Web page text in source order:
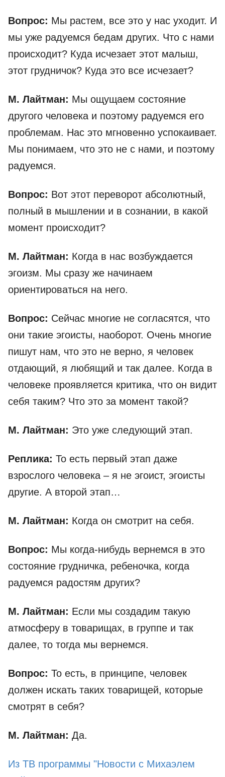
Вопрос: Мы растем, все это у нас уходит. И
мы уже радуемся бедам других. Что с нами
происходит? Куда исчезает этот малыш,
этот грудничок? Куда это все исчезает?
М. Лайтман: Мы ощущаем состояние
другого человека и поэтому радуемся его
проблемам. Нас это мгновенно успокаивает.
Мы понимаем, что это не с нами, и поэтому
радуемся.
Вопрос: Вот этот переворот абсолютный,
полный в мышлении и в сознании, в какой
момент происходит?
М. Лайтман: Когда в нас возбуждается
эгоизм. Мы сразу же начинаем
ориентироваться на него.
Вопрос: Сейчас многие не согласятся, что
они такие эгоисты, наоборот. Очень многие
пишут нам, что это не верно, я человек
отдающий, я любящий и так далее. Когда в
человеке проявляется критика, что он видит
себя таким? Что это за момент такой?
М. Лайтман: Это уже следующий этап.
Реплика: То есть первый этап даже
взрослого человека – я не эгоист, эгоисты
другие. А второй этап…
М. Лайтман: Когда он смотрит на себя.
Вопрос: Мы когда-нибудь вернемся в это
состояние грудничка, ребеночка, когда
радуемся радостям других?
М. Лайтман: Если мы создадим такую
атмосферу в товарищах, в группе и так
далее, то тогда мы вернемся.
Вопрос: То есть, в принципе, человек
должен искать таких товарищей, которые
смотрят в себя?
М. Лайтман: Да.
Из ТВ программы "Новости с Михаэлем